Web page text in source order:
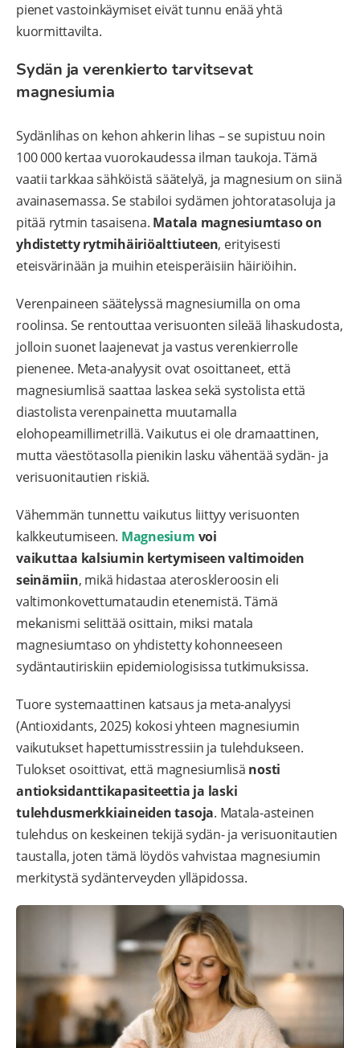
pienet vastoinkäymiset eivät tunnu enää yhtä
kuormittavilta.
Sydän ja verenkierto tarvitsevat
magnesiumia
Sydänlihas on kehon ahkerin lihas – se supistuu noin
100 000 kertaa vuorokaudessa ilman taukoja. Tämä
vaatii tarkkaa sähköistä säätelyä, ja magnesium on siinä
avainasemassa. Se stabiloi sydämen johtoratasoluja ja
pitää rytmin tasaisena. Matala magnesiumtaso on
yhdistetty rytmihäiriöalttiuteen, erityisesti
eteisvärinään ja muihin eteisperäisiin häiriöihin.
Verenpaineen säätelyssä magnesiumilla on oma
roolinsa. Se rentouttaa verisuonten sileää lihaskudosta,
jolloin suonet laajenevat ja vastus verenkierrolle
pienenee. Meta-analyysit ovat osoittaneet, että
magnesiumlisä saattaa laskea sekä systolista että
diastolista verenpainetta muutamalla
elohopeamillimetrillä. Vaikutus ei ole dramaattinen,
mutta väestötasolla pienikin lasku vähentää sydän- ja
verisuonitautien riskiä.
Vähemmän tunnettu vaikutus liittyy verisuonten
kalkkeutumiseen. Magnesium voi
vaikuttaa kalsiumin kertymiseen valtimoiden
seinämiin, mikä hidastaa ateroskleroosin eli
valtimonkovettumataudin etenemistä. Tämä
mekanismi selittää osittain, miksi matala
magnesiumtaso on yhdistetty kohonneeseen
sydäntautiriskiin epidemiologisissa tutkimuksissa.
Tuore systemaattinen katsaus ja meta-analyysi
(Antioxidants, 2025) kokosi yhteen magnesiumin
vaikutukset hapettumisstressiin ja tulehdukseen.
Tulokset osoittivat, että magnesiumlisä nosti
antioksidanttikapasiteettia ja laski
tulehdusmerkkiaineiden tasoja. Matala-asteinen
tulehdus on keskeinen tekijä sydän- ja verisuonitautien
taustalla, joten tämä löydös vahvistaa magnesiumin
merkitystä sydänterveyden ylläpidossa.